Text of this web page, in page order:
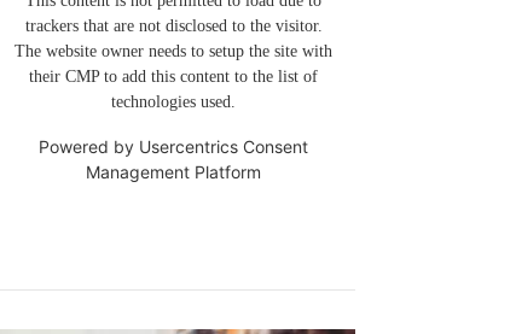
trackers that are not disclosed to the visitor.
The website owner needs to setup the site with
their CMP to add this content to the list of
technologies used.
Powered by Usercentrics Consent
Management Platform